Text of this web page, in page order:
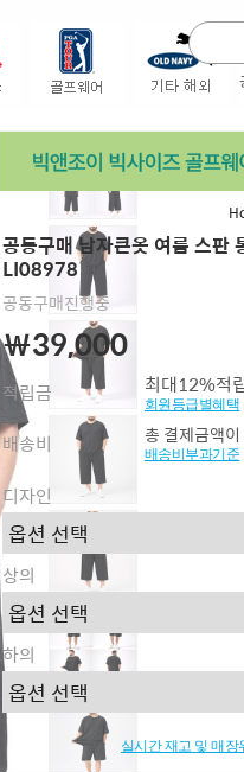
공동구매 남자큰옷 여름 스판
LI08978
공동구매진행중
￦39,000
적립금 최대12%적
회원등급별혜택
배송비 총 결제금액
배송비부과기준
디자인
상의
하의
실시간 재고 및 매장